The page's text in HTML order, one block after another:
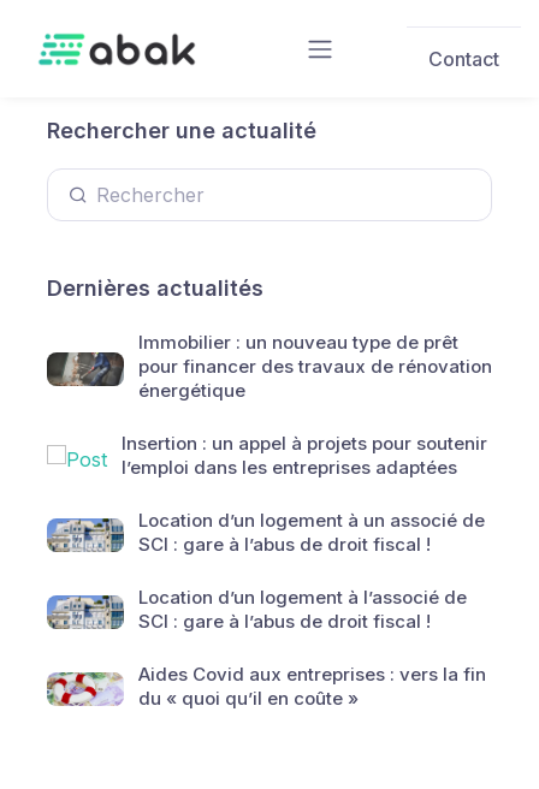
Contact
Rechercher une actualité
Dernières actualités
Immobilier : un nouveau type de prêt
pour financer des travaux de rénovation
énergétique
Insertion : un appel à projets pour soutenir
l’emploi dans les entreprises adaptées
Location d’un logement à un associé de
SCI : gare à l’abus de droit fiscal !
Location d’un logement à l’associé de
SCI : gare à l’abus de droit fiscal !
Aides Covid aux entreprises : vers la fin
du « quoi qu’il en coûte »